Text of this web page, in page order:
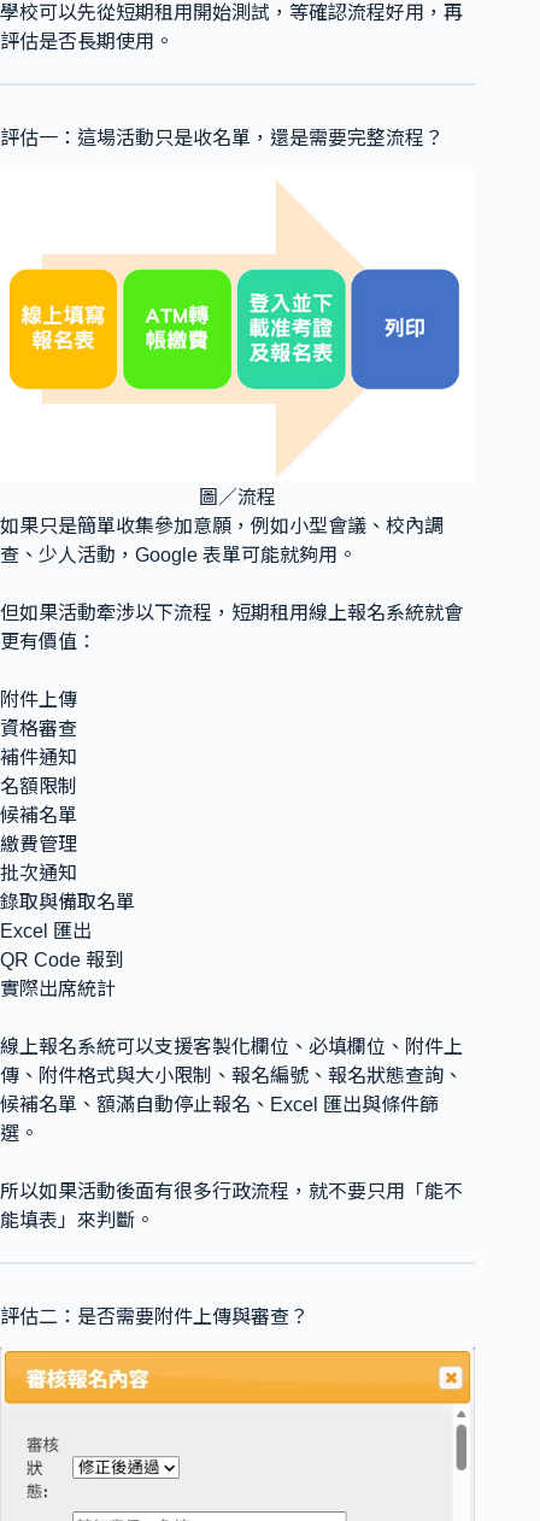
學校可以先從短期租用開始測試，等確認流程好用，再
評估是否長期使用。
評估一：這場活動只是收名單，還是需要完整流程？
圖／流程
如果只是簡單收集參加意願，例如小型會議、校內調
查、少人活動，Google 表單可能就夠用。
但如果活動牽涉以下流程，短期租用線上報名系統就會
更有價值：
附件上傳
資格審查
補件通知
名額限制
候補名單
繳費管理
批次通知
錄取與備取名單
Excel 匯出
QR Code 報到
實際出席統計
線上報名系統可以支援客製化欄位、必填欄位、附件上
傳、附件格式與大小限制、報名編號、報名狀態查詢、
候補名單、額滿自動停止報名、Excel 匯出與條件篩
選。
所以如果活動後面有很多行政流程，就不要只用「能不
能填表」來判斷。
評估二：是否需要附件上傳與審查？